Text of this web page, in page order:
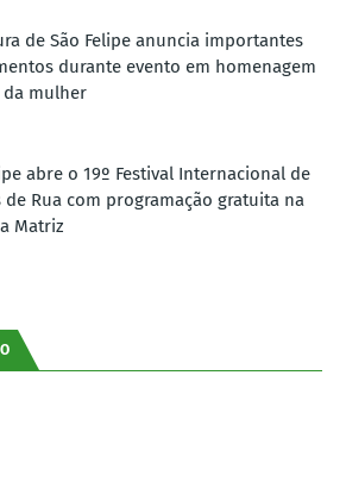
de São Felipe anuncia importantes
durante evento em homenagem
da mulher
abre o 19º Festival Internacional de
de Rua com programação gratuita na
Matriz